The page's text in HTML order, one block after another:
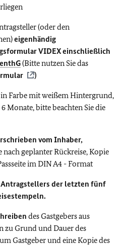
(oder den
eigenhändig
VIDEX einschließlich
(Bitte nutzen Sie das
)
in Farbe mit weißem Hintergrund,
Monate, bitte beachten Sie die
vom Inhaber,
geplanter Rückreise, Kopie
im DIN A4 - Format
Antragstellers der letzten fünf
des Gastgebers aus
zu Grund und Dauer des
Gastgeber und eine Kopie des